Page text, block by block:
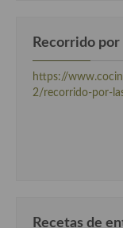
Cocina Polaca
Cocina portuguesa
Recorrido
https://
2/recorrido-por-
Recetas de